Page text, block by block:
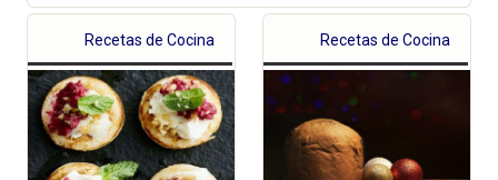
Recetas de Cocina Recetas de Cocina